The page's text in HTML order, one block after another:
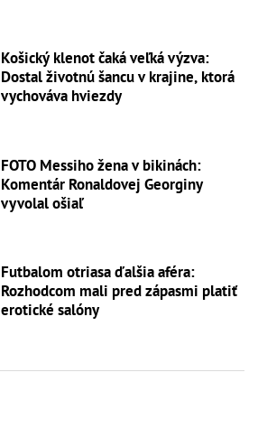
Košický klenot čaká veľká výzva:
Dostal životnú šancu v krajine, ktorá
vychováva hviezdy
FOTO Messiho žena v bikinách:
Komentár Ronaldovej Georginy
vyvolal ošiaľ
Futbalom otriasa ďalšia aféra:
Rozhodcom mali pred zápasmi platiť
erotické salóny